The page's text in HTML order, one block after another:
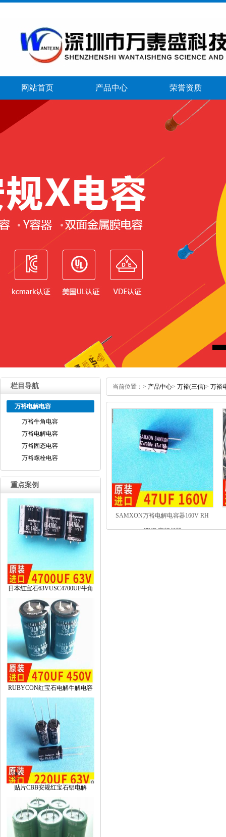
网站首页 产品中心 荣誉资质
banner
栏目导航
万裕电解电容
万裕牛角电容
万裕电解电容
万裕固态电容
万裕螺栓电容
重点案例
日本红宝石63VUSC4700UF牛角
RUBYCON红宝石电解牛解电容
贴片CBB安规红宝石铝电解
当前位置： > 产品中心> 万裕(三信)> 万裕
SAMXON万裕电解电容器160VRH
47UF高频低阻